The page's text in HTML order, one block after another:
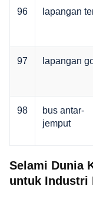
96 lapangan
97 lapangan
98
bus antar-
jemput
Selami Dunia
untuk Industri